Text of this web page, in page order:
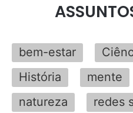
bem-estar
História
mente
natureza
redes